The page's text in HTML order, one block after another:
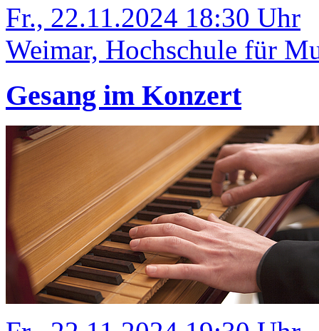
Fr., 22.11.2024 18:30 Uhr
Weimar, Hochschule für
Gesang im Konzert